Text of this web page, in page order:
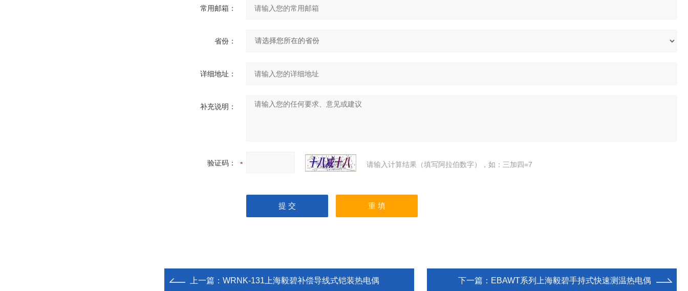
常用邮箱：
省份：
详细地址：
补充说明：
验证码： 请输入计算结果（填写阿拉伯数字），如：三加四=7
上一篇： WRNK-131上海毅碧补偿导线式铠装热电偶 下一篇： EBAWT系列上海毅碧手持式快速测温热电偶